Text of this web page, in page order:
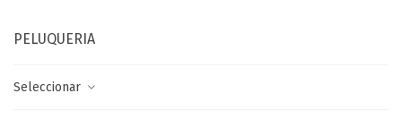
PELUQUERIA
Seleccionar